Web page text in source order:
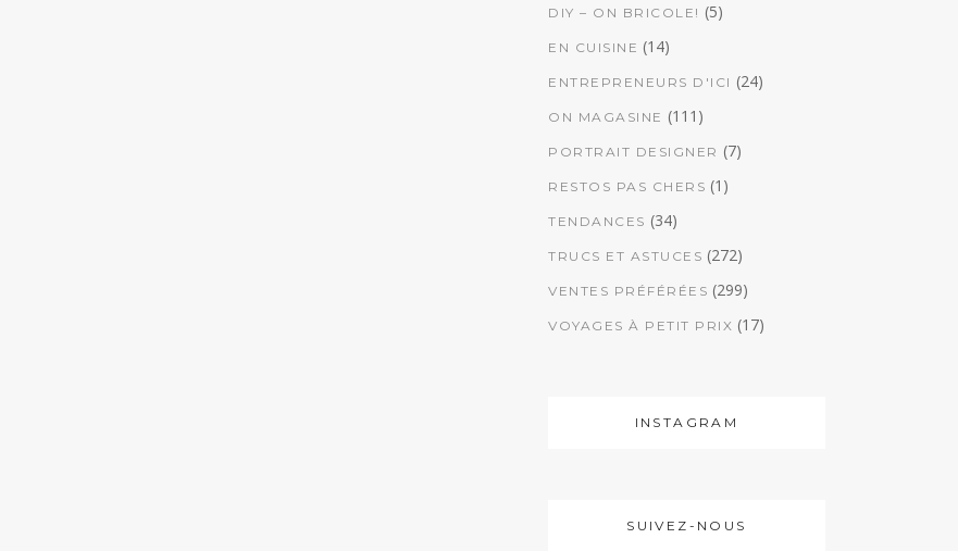
DIY – ON BRICOLE! (5)
EN CUISINE (14)
ENTREPRENEURS D'ICI (24)
ON MAGASINE (111)
PORTRAIT DESIGNER (7)
RESTOS PAS CHERS (1)
TENDANCES (34)
TRUCS ET ASTUCES (272)
VENTES PRÉFÉRÉES (299)
VOYAGES À PETIT PRIX (17)
INSTAGRAM
SUIVEZ-NOUS